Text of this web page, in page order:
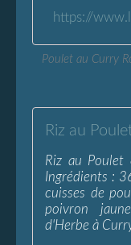
Poulet au Curry
Riz au Poulet
Ingrédients :
cuisses de
poivron
d'Herbe à